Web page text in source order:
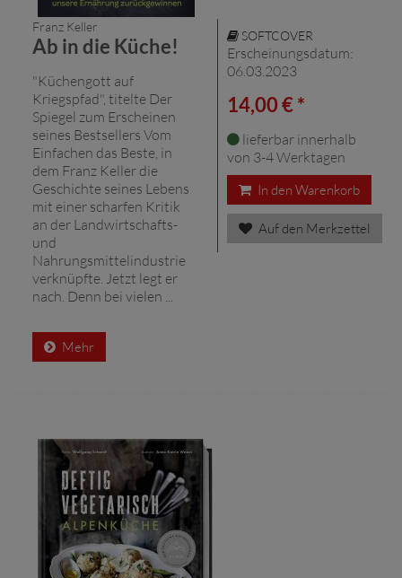
Franz Keller
Ab in die Küche!
"Küchengott auf
Kriegspfad", titelte Der
Spiegel zum Erscheinen
seines Bestsellers Vom
Einfachen das Beste, in
dem Franz Keller die
Geschichte seines Lebens
mit einer scharfen Kritik
an der Landwirtschafts-
und
Nahrungsmittelindustrie
verknüpfte. Jetzt legt er
nach. Denn bei vielen ...
Mehr
SOFTCOVER
Erscheinungsdatum:
06.03.2023
14,00 € *
lieferbar innerhalb
von 3-4 Werktagen
In den Warenkorb
Auf den Merkzettel